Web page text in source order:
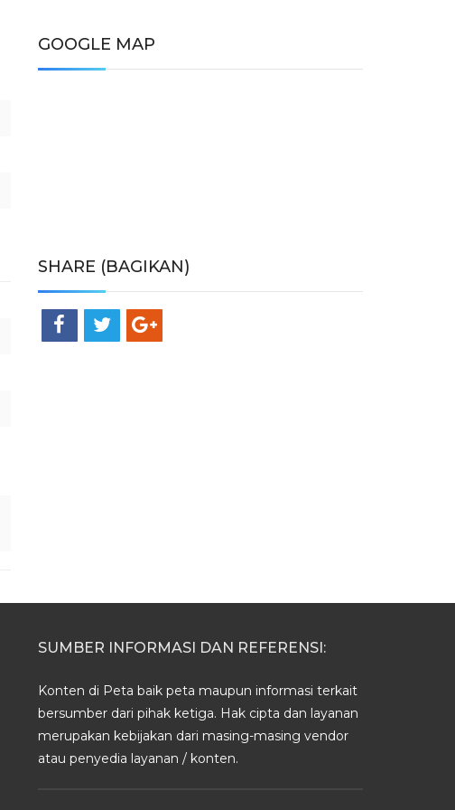
GOOGLE MAP
SHARE (BAGIKAN)
SUMBER INFORMASI DAN REFERENSI:
Konten di Peta baik peta maupun informasi terkait
bersumber dari pihak ketiga. Hak cipta dan layanan
merupakan kebijakan dari masing-masing vendor
atau penyedia layanan / konten.